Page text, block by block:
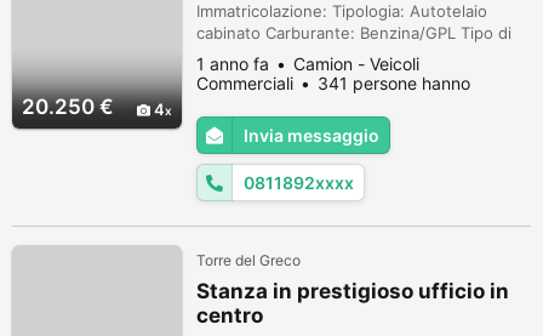
20.250 € 4
Immatricolazione: Tipologia: Autotelaio
cabinato Carburante: Benzina/GPL Tipo di
cambio: Manuale Offerta valida fino al 31
Ottobre 2023. PREZZO DETAX. Per
informazioni sull'annuncio: dettagli,
condizioni e prezzo finito chiavi in mano si
prega di chiamare o passare in sede.
Promozione disponibile per auto in stock
grazie a...
1 anno fa
Camion - Veicoli
Commerciali
341 persone hanno
Invia messaggio
0811892xxxx
Torre del Greco
Stanza in prestigioso ufficio in
centro